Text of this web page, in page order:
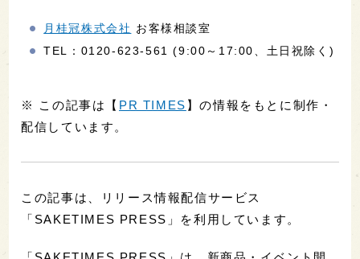
月桂冠株式会社 お客様相談室
TEL：0120-623-561 (9:00～17:00、土日祝除く)
※ この記事は【 PR TIMES 】の情報をもとに制作・
配信しています。
この記事は、リリース情報配信サービス
「SAKETIMES PRESS」を利用しています。